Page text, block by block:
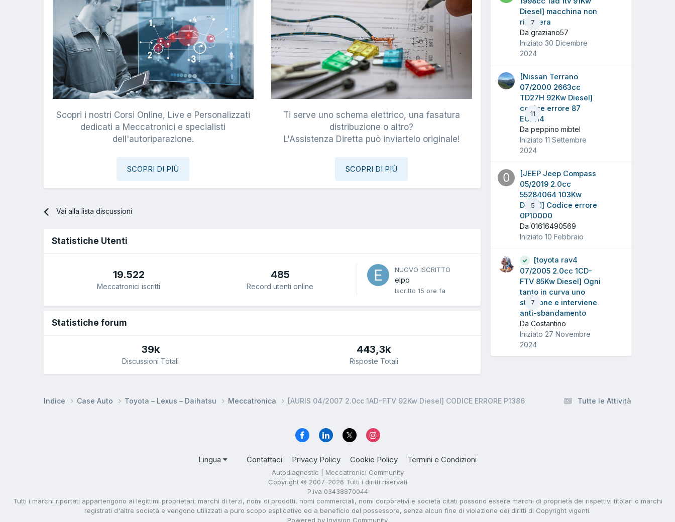
Scopri i nostri Corsi Online, Live e Personalizzati
dedicati a Meccatronici e specialisti
dell'autoriparazione.
SCOPRI DI PIÙ
Ti serve uno schema elettrico, una fasatura
distribuzione o altro?
L'Assistenza Diretta può inviartelo originale!
SCOPRI DI PIÙ
Vai alla lista discussioni
Statistiche Utenti
19.522
Meccatronici iscritti
485
Record utenti online
NUOVO ISCRITTO
elpo
Iscritto 15 ore fa
Statistiche forum
39k
Discussioni Totali
443,3k
Risposte Totali
7
Diesel] macchina non
rigenera
Da graziano57
Iniziato 30 Dicembre
2024
11
[Nissan Terrano
07/2000 2663cc
TD27H 92Kw Diesel]
codice errore 87
ECM14
Da peppino mibtel
Iniziato 11 Settembre
2024
5
[JEEP Jeep Compass
05/2019 2.0cc
55284064 103Kw
Diesel] Codice errore
0P10000
Da 01616490569
Iniziato 10 Febbraio
7
[toyota rav4
07/2005 2.0cc 1CD-
FTV 85Kw Diesel] Ogni
tanto in curva uno
strattone e interviene
anti-sbandamento
Da Costantino
Iniziato 27 Novembre
2024
Tutte le Attività
Indice Case Auto Toyota – Lexus – Daihatsu Meccatronica [AURIS 04/2007 2.0cc 1AD-FTV 92Kw Diesel] CODICE ERRORE P1386
Lingua Contattaci Privacy Policy Cookie Policy Termini e Condizioni
Autodiagnostic | Meccatronici Community
Copyright © 2007-2026 Tutti i diritti riservati
P.iva 03438870044
Tutti i marchi riportati appartengono ai legittimi proprietari; marchi di terzi, nomi di prodotti, nomi commerciali, nomi corporativi e società citati possono essere marchi di proprietà dei rispettivi titolari o marchi
registrati d'altre società e vengono utilizzati a puro scopo esplicativo ed a beneficio del possessore, senza alcun fine di violazione dei diritti di Copyright vigenti.
Powered by Invision Community